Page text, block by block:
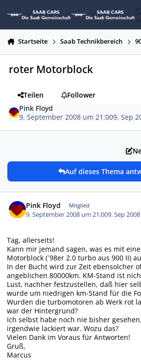
Startseite Saab Technikbereich
roter Motorblock
Teilen
Follower
Pink Floyd
9. September 2008 um 21:009. Sep
Auf dieses Thema
Pink Floyd Mitglied
9. September 2008 um 21:009. Sep 2008
Tag, allerseits!
Kann mir jemand sagen, was es mit
Motorblock (´98er 2.0 turbo aus 900 II)
In der Bucht wird zur Zeit ebensolcher
angeblichen 80000km. KM-Stand ist
Lust, nachher festzustellen, daß hier
wurde um niedrigen km-Stand für die
Wurden die turbomotoren ab Werk rot
war der Hintergrund?
Ich selbst habe noch nie bisher
irgendwie lackiert war. Wozu das?
Vielen Dank im Voraus für Antworten!
Gruß,
Marcus